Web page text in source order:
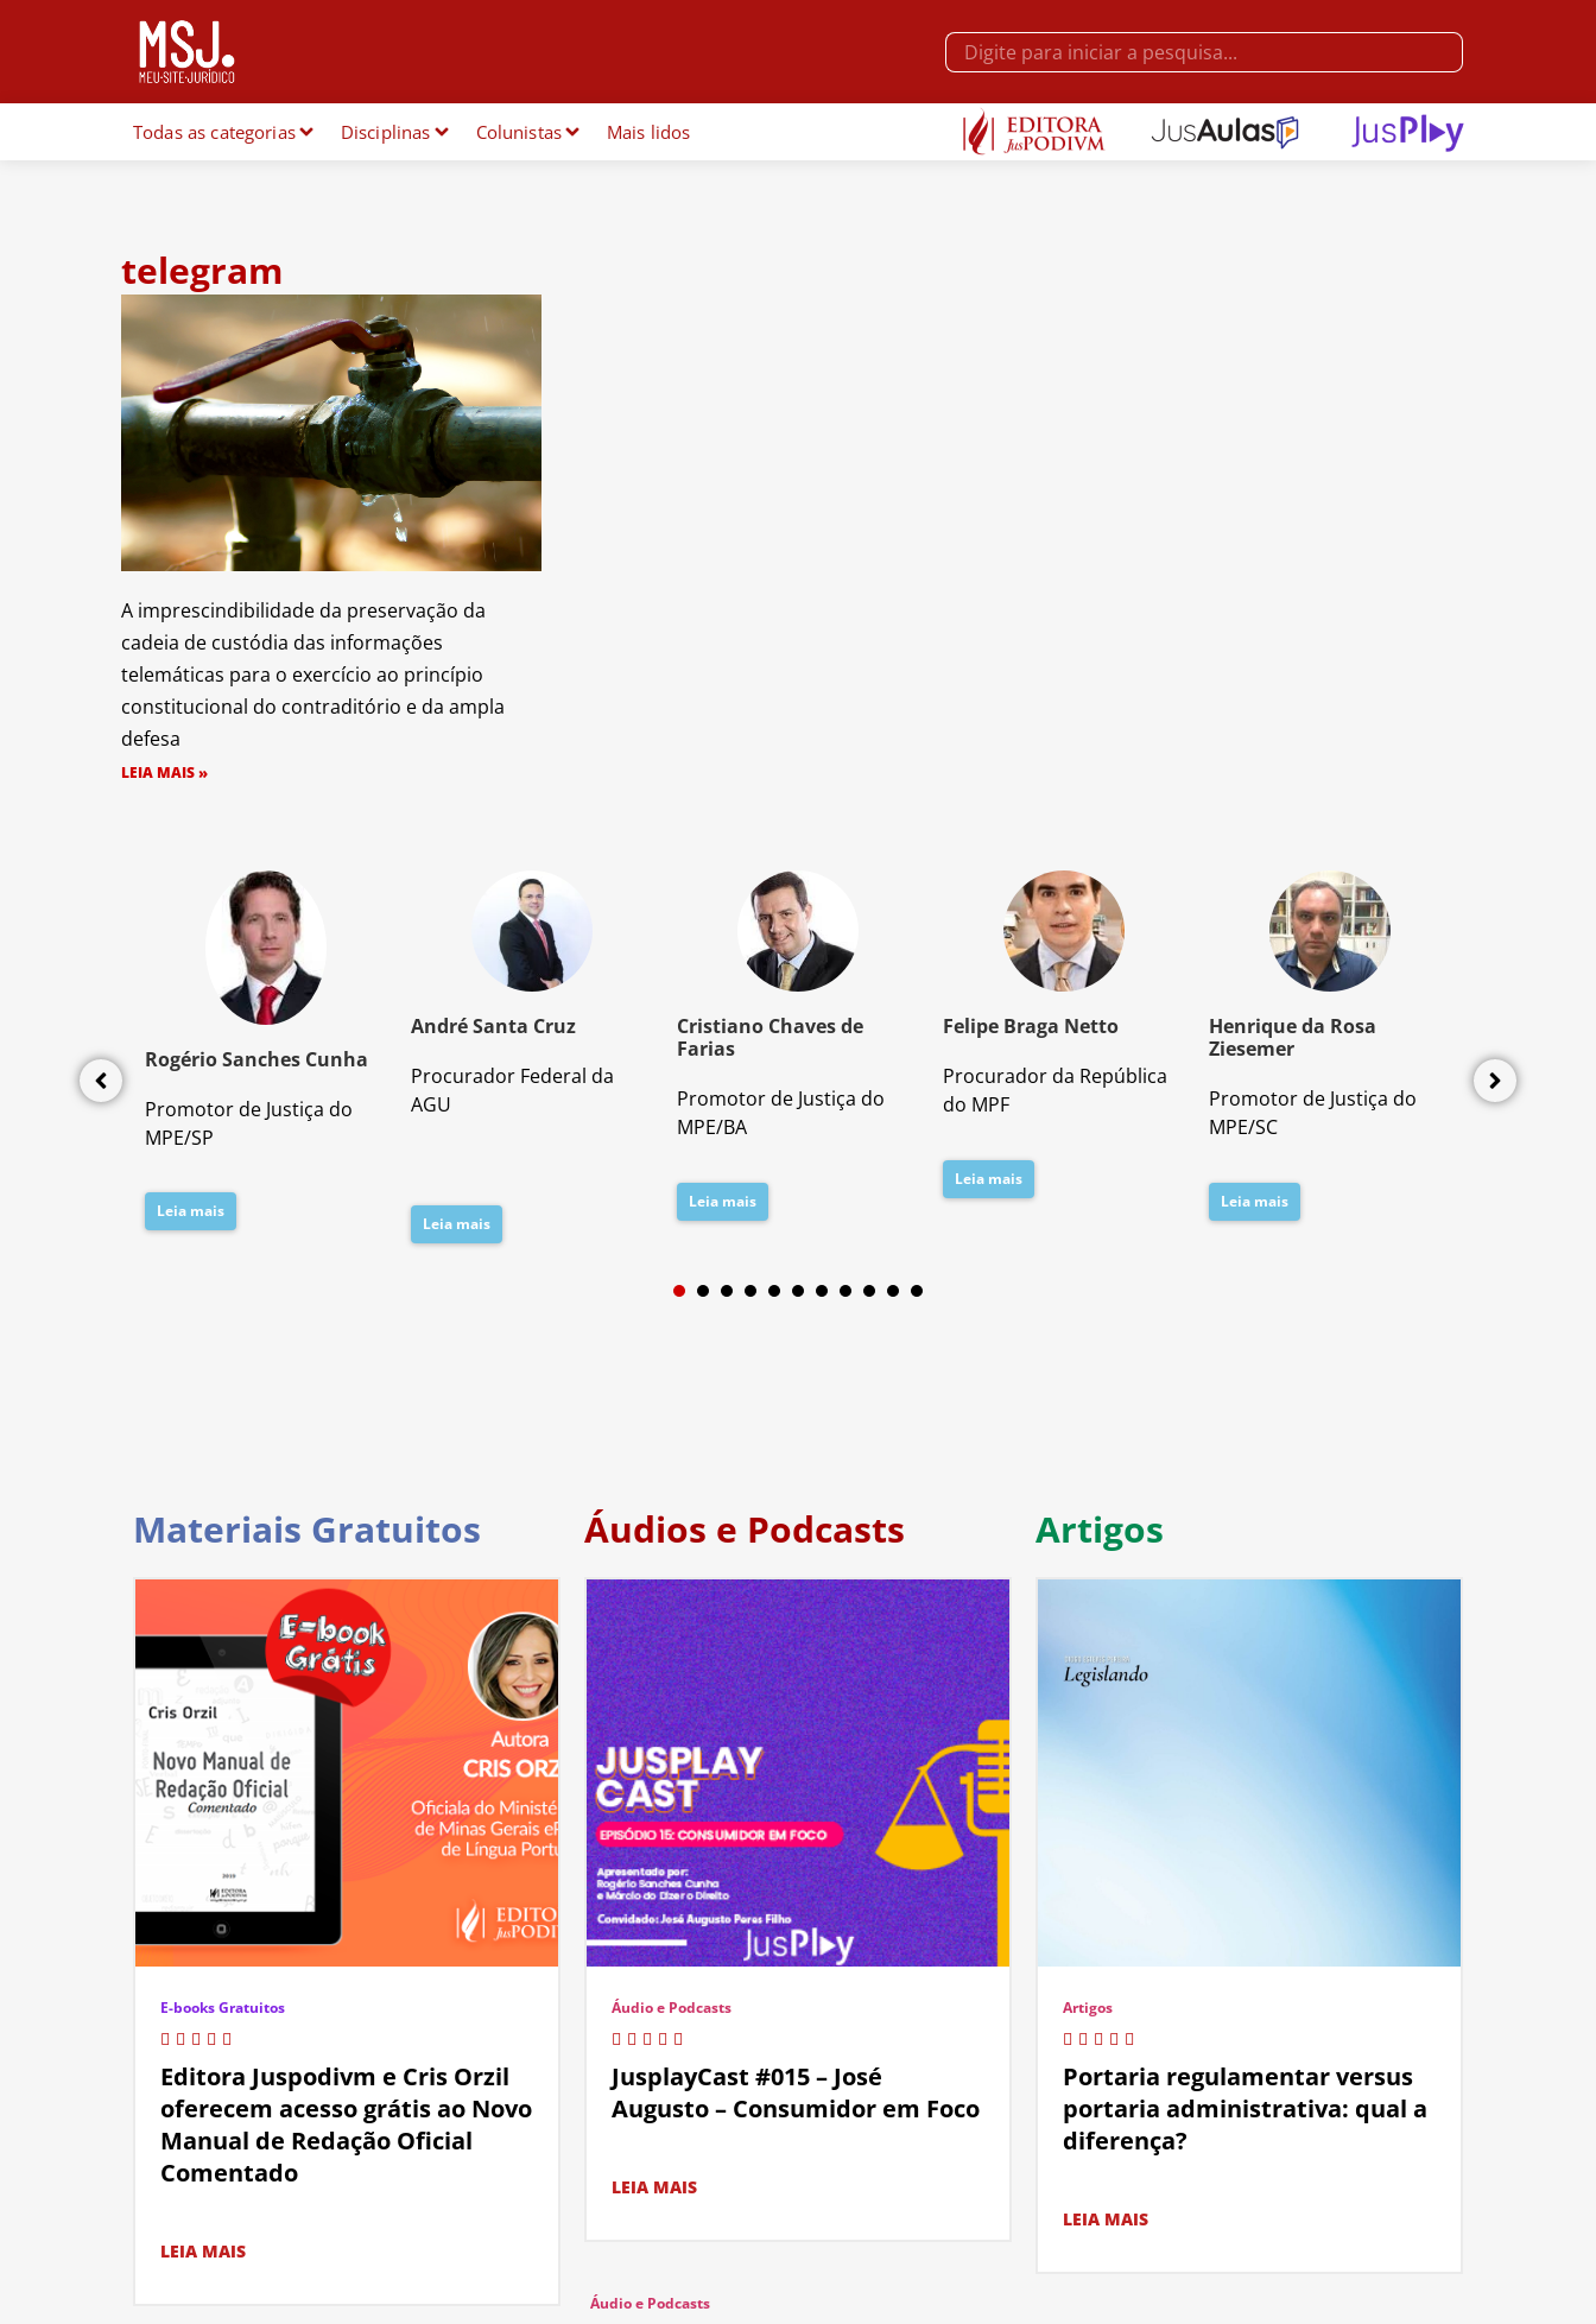
Todas as categorias Disciplinas Colunistas Mais lidos
telegram
A imprescindibilidade da preservação da
cadeia de custódia das informações
telemáticas para o exercício ao princípio
constitucional do contraditório e da ampla
defesa
LEIA MAIS »
Civil
Rogério Sanches Cunha
Promotor de Justiça do
MPE/SP
Leia mais
André Santa Cruz
Procurador Federal da
AGU
Leia mais
Cristiano Chaves de
Farias
Promotor de Justiça do
MPE/BA
Leia mais
Felipe Braga Netto
Procurador da República
do MPF
Leia mais
Henrique da Rosa
Ziesemer
Promotor de Justiça do
MPE/SC
Leia mais
Advogado e
Direito
1 2
Materiais Gratuitos
E-books Gratuitos
Editora Juspodivm e Cris Orzil
oferecem acesso grátis ao Novo
Manual de Redação Oficial
Comentado
LEIA MAIS
Áudios e Podcasts
Áudio e Podcasts
JusplayCast #015 – José
Augusto – Consumidor em Foco
LEIA MAIS
Áudio e Podcasts
Artigos
Artigos
Portaria regulamentar versus
portaria administrativa: qual a
diferença?
LEIA MAIS